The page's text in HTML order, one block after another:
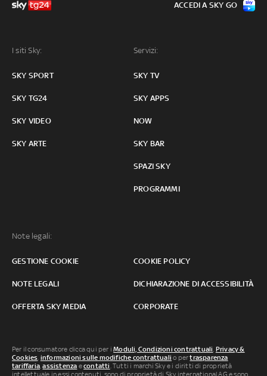
I siti Sky:
SKY SPORT
SKY TG24
SKY VIDEO
SKY ARTE
Servizi:
SKY TV
SKY APPS
NOW
SKY BAR
SPAZI SKY
PROGRAMMI
Note legali:
GESTIONE COOKIE COOKIE POLICY
NOTE LEGALI DICHIARAZIONE DI ACCESSIBILITÀ
OFFERTA SKY MEDIA CORPORATE
ACCEDI A SKY GO
Per il consumatore clicca qui per iModuli, Condizioni contrattuali, Privacy &
Cookies, informazioni sulle modifiche contrattuali o pertrasparenza
tariffaria,assistenza econtatti. Tutti i marchi Sky e i diritti di proprietà